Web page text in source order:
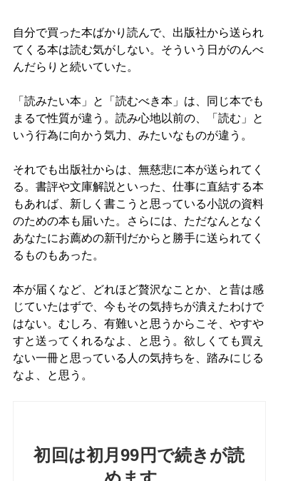
自分で買った本ばかり読んで、出版社から送られ
てくる本は読む気がしない。そういう日がのんべ
んだらりと続いていた。
「読みたい本」と「読むべき本」は、同じ本でも
まるで性質が違う。読み心地以前の、「読む」と
いう行為に向かう気力、みたいなものが違う。
それでも出版社からは、無慈悲に本が送られてく
る。書評や文庫解説といった、仕事に直結する本
もあれば、新しく書こうと思っている小説の資料
のための本も届いた。さらには、ただなんとなく
あなたにお薦めの新刊だからと勝手に送られてく
るものもあった。
本が届くなど、どれほど贅沢なことか、と昔は感
じていたはずで、今もその気持ちが潰えたわけで
はない。むしろ、有難いと思うからこそ、やすや
すと送ってくれるなよ、と思う。欲しくても買え
ない一冊と思っている人の気持ちを、踏みにじる
なよ、と思う。